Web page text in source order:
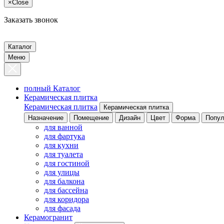
×Close
Заказать звонок
Каталог
Меню
полный Каталог
Керамическая плитка
Керамическая плитка
Керамическая плитка
Назначение
Помещение Дизайн Цвет Форма
для ванной
для фартука
для кухни
для туалета
для гостиной
для улицы
для балкона
для бассейна
для коридора
для фасада
Керамогранит